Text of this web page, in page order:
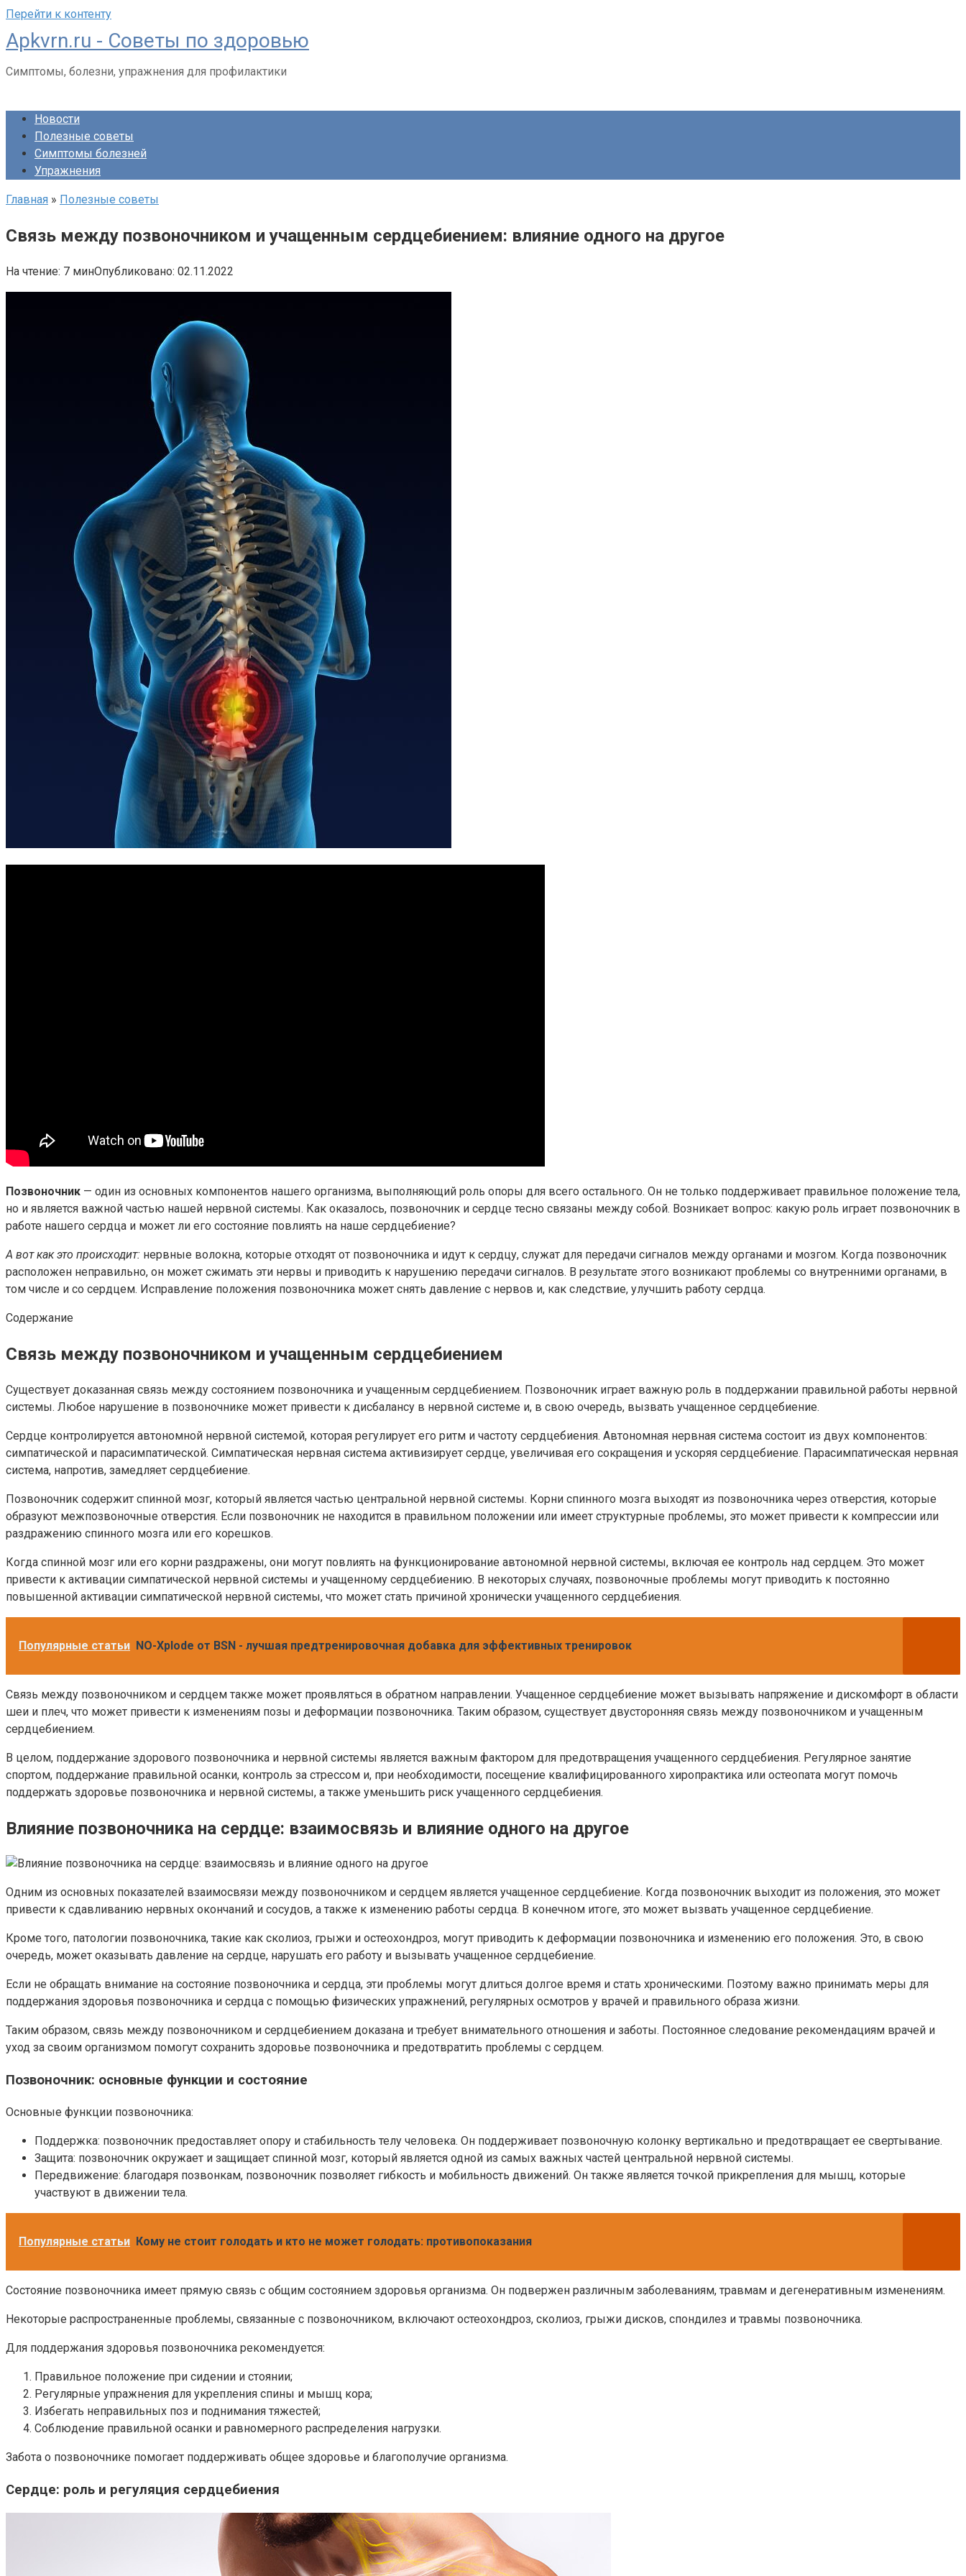
Перейти к контенту
Apkvrn.ru - Советы по здоровью
Симптомы, болезни, упражнения для профилактики
Новости
Полезные советы
Симптомы болезней
Упражнения
Главная » Полезные советы
Связь между позвоночником и учащенным сердцебиением: влияние одного на другое
На чтение: 7 минОпубликовано: 02.11.2022
Позвоночник — один из основных компонентов нашего организма, выполняющий роль опоры для всего остального. Он не только поддерживает правильное положение тела,
но и является важной частью нашей нервной системы. Как оказалось, позвоночник и сердце тесно связаны между собой. Возникает вопрос: какую роль играет позвоночник в
работе нашего сердца и может ли его состояние повлиять на наше сердцебиение?
А вот как это происходит: нервные волокна, которые отходят от позвоночника и идут к сердцу, служат для передачи сигналов между органами и мозгом. Когда позвоночник
расположен неправильно, он может сжимать эти нервы и приводить к нарушению передачи сигналов. В результате этого возникают проблемы со внутренними органами, в
том числе и со сердцем. Исправление положения позвоночника может снять давление с нервов и, как следствие, улучшить работу сердца.
Содержание
Связь между позвоночником и учащенным сердцебиением
Существует доказанная связь между состоянием позвоночника и учащенным сердцебиением. Позвоночник играет важную роль в поддержании правильной работы нервной
системы. Любое нарушение в позвоночнике может привести к дисбалансу в нервной системе и, в свою очередь, вызвать учащенное сердцебиение.
Сердце контролируется автономной нервной системой, которая регулирует его ритм и частоту сердцебиения. Автономная нервная система состоит из двух компонентов:
симпатической и парасимпатической. Симпатическая нервная система активизирует сердце, увеличивая его сокращения и ускоряя сердцебиение. Парасимпатическая нервная
система, напротив, замедляет сердцебиение.
Позвоночник содержит спинной мозг, который является частью центральной нервной системы. Корни спинного мозга выходят из позвоночника через отверстия, которые
образуют межпозвоночные отверстия. Если позвоночник не находится в правильном положении или имеет структурные проблемы, это может привести к компрессии или
раздражению спинного мозга или его корешков.
Когда спинной мозг или его корни раздражены, они могут повлиять на функционирование автономной нервной системы, включая ее контроль над сердцем. Это может
привести к активации симпатической нервной системы и учащенному сердцебиению. В некоторых случаях, позвоночные проблемы могут приводить к постоянно
повышенной активации симпатической нервной системы, что может стать причиной хронически учащенного сердцебиения.
Популярные статьи NO-Xplode от BSN - лучшая предтренировочная добавка для эффективных тренировок
Связь между позвоночником и сердцем также может проявляться в обратном направлении. Учащенное сердцебиение может вызывать напряжение и дискомфорт в области
шеи и плеч, что может привести к изменениям позы и деформации позвоночника. Таким образом, существует двусторонняя связь между позвоночником и учащенным
сердцебиением.
В целом, поддержание здорового позвоночника и нервной системы является важным фактором для предотвращения учащенного сердцебиения. Регулярное занятие
спортом, поддержание правильной осанки, контроль за стрессом и, при необходимости, посещение квалифицированного хиропрактика или остеопата могут помочь
поддержать здоровье позвоночника и нервной системы, а также уменьшить риск учащенного сердцебиения.
Влияние позвоночника на сердце: взаимосвязь и влияние одного на другое
Одним из основных показателей взаимосвязи между позвоночником и сердцем является учащенное сердцебиение. Когда позвоночник выходит из положения, это может
привести к сдавливанию нервных окончаний и сосудов, а также к изменению работы сердца. В конечном итоге, это может вызвать учащенное сердцебиение.
Кроме того, патологии позвоночника, такие как сколиоз, грыжи и остеохондроз, могут приводить к деформации позвоночника и изменению его положения. Это, в свою
очередь, может оказывать давление на сердце, нарушать его работу и вызывать учащенное сердцебиение.
Если не обращать внимание на состояние позвоночника и сердца, эти проблемы могут длиться долгое время и стать хроническими. Поэтому важно принимать меры для
поддержания здоровья позвоночника и сердца с помощью физических упражнений, регулярных осмотров у врачей и правильного образа жизни.
Таким образом, связь между позвоночником и сердцебиением доказана и требует внимательного отношения и заботы. Постоянное следование рекомендациям врачей и
уход за своим организмом помогут сохранить здоровье позвоночника и предотвратить проблемы с сердцем.
Позвоночник: основные функции и состояние
Основные функции позвоночника:
Поддержка: позвоночник предоставляет опору и стабильность телу человека. Он поддерживает позвоночную колонку вертикально и предотвращает ее свертывание.
Защита: позвоночник окружает и защищает спинной мозг, который является одной из самых важных частей центральной нервной системы.
Передвижение: благодаря позвонкам, позвоночник позволяет гибкость и мобильность движений. Он также является точкой прикрепления для мышц, которые
участвуют в движении тела.
Популярные статьи Кому не стоит голодать и кто не может голодать: противопоказания
Состояние позвоночника имеет прямую связь с общим состоянием здоровья организма. Он подвержен различным заболеваниям, травмам и дегенеративным изменениям.
Некоторые распространенные проблемы, связанные с позвоночником, включают остеохондроз, сколиоз, грыжи дисков, спондилез и травмы позвоночника.
Для поддержания здоровья позвоночника рекомендуется:
Правильное положение при сидении и стоянии;
Регулярные упражнения для укрепления спины и мышц кора;
Избегать неправильных поз и поднимания тяжестей;
Соблюдение правильной осанки и равномерного распределения нагрузки.
Забота о позвоночнике помогает поддерживать общее здоровье и благополучие организма.
Сердце: роль и регуляция сердцебиения